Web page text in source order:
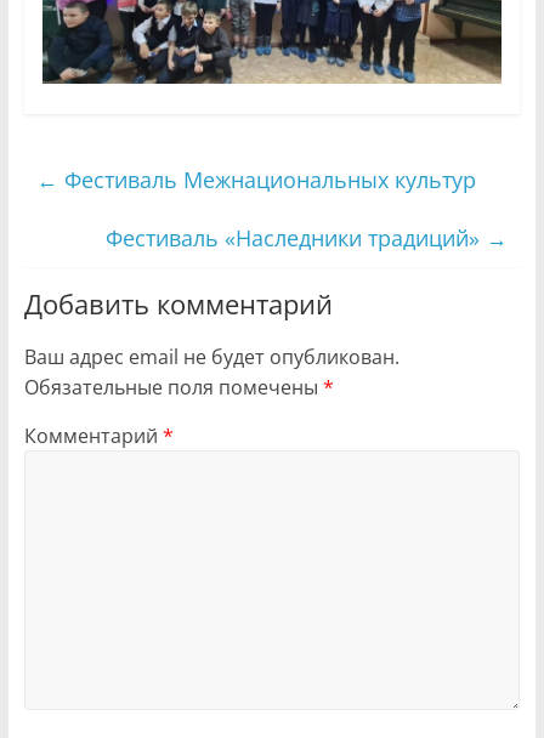
← Фестиваль Межнациональных культур
Фестиваль «Наследники традиций» →
Добавить комментарий
Ваш адрес email не будет опубликован.
Обязательные поля помечены *
Комментарий *